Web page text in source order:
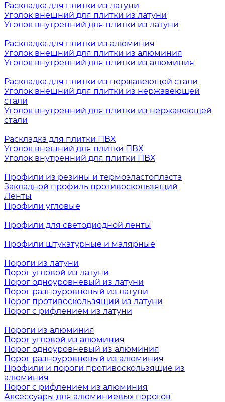
Раскладка для плитки из латуни
Уголок внешний для плитки из латуни
Уголок внутренний для плитки из латуни
Раскладка для плитки из алюминия
Уголок внешний для плитки из алюминия
Уголок внутренний для плитки из алюминия
Раскладка для плитки из нержавеющей стали
Уголок внешний для плитки из нержавеющей
стали
Уголок внутренний для плитки из нержавеющей
стали
Раскладка для плитки ПВХ
Уголок внешний для плитки ПВХ
Уголок внутренний для плитки ПВХ
Профили из резины и термоэластопласта
Закладной профиль противоскользящий
Ленты
Профили угловые
Профили для светодиодной ленты
Профили штукатурные и малярные
Пороги из латуни
Порог угловой из латуни
Порог одноуровневый из латуни
Порог разноуровневый из латуни
Порог противоскользящий из латуни
Порог с рифлением из латуни
Пороги из алюминия
Порог угловой из алюминия
Порог одноуровневый из алюминия
Порог разноуровневый из алюминия
Профили и пороги противоскользящие из
алюминия
Порог с рифлением из алюминия
Аксессуары для алюминиевых порогов